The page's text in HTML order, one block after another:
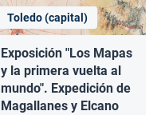
Toledo (capital)
Exposición "Los Mapas
y la primera vuelta al
mundo". Expedición de
Magallanes y Elcano